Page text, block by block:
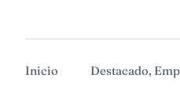
Inicio Destacado,